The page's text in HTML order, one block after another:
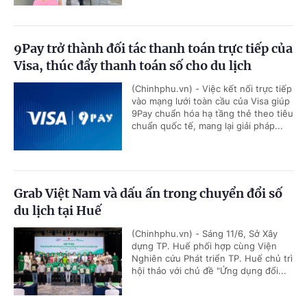
9Pay trở thành đối tác thanh toán trực tiếp của
Visa, thúc đẩy thanh toán số cho du lịch
(Chinhphu.vn) - Việc kết nối trực tiếp
vào mạng lưới toàn cầu của Visa giúp
9Pay chuẩn hóa hạ tầng thẻ theo tiêu
chuẩn quốc tế, mang lại giải pháp...
Grab Việt Nam và dấu ấn trong chuyển đổi số
du lịch tại Huế
(Chinhphu.vn) - Sáng 11/6, Sở Xây
dựng TP. Huế phối hợp cùng Viện
Nghiên cứu Phát triển TP. Huế chủ trì
hội thảo với chủ đề "Ứng dụng đổi...